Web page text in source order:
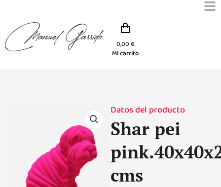
contenido
0,00€
Mi carrito
Datos del producto
Shar pei
cms